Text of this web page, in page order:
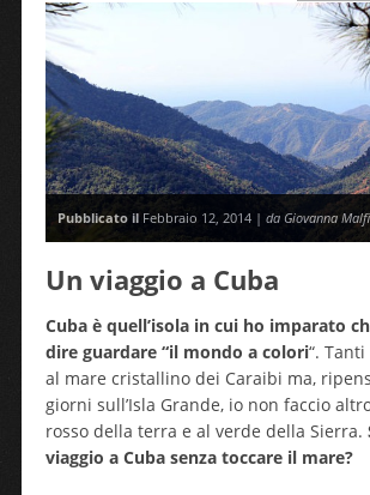
Pubblicato ilFebbraio 12, 2014 | da Giovanna
Un viaggio a Cuba
Cuba è quell’isola in cui ho imparato
dire guardare “il mondo a colori“.
al mare cristallino dei Caraibi ma,
giorni sull’Isla Grande, io non faccio
rosso della terra e al verde della Sierra.
viaggio a Cuba senza toccare il mare?